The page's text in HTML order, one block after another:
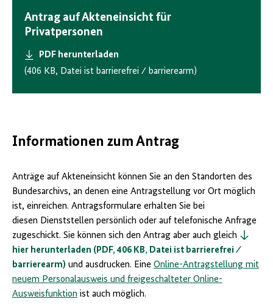
Antrag auf Akteneinsicht für
Privatpersonen
PDF herunterladen
(406 KB, Datei ist barrierefrei ⁄ barrierearm)
Informationen zum Antrag
Anträge auf Akteneinsicht können Sie an den Standorten des
Bundesarchivs, an denen eine Antragstellung vor Ort möglich
ist, einreichen. Antragsformulare erhalten Sie bei
diesen Dienststellen persönlich oder auf telefonische Anfrage
zugeschickt. Sie können sich den Antrag aber auch gleich
hier herunterladen (PDF, 406 KB, Datei ist barrierefrei ⁄
barrierearm) und ausdrucken. Eine Online-Antragstellung mit
neuem Personalausweis und freigeschalteter Online-
Ausweisfunktion ist auch möglich.